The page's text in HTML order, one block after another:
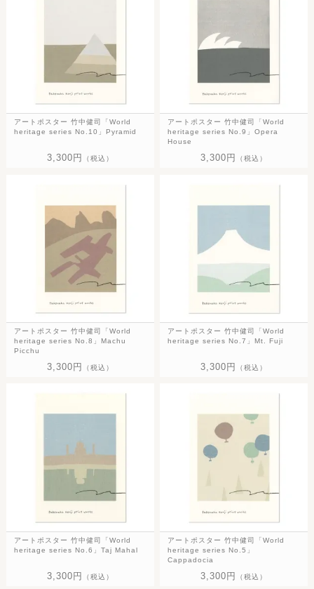
アートポスター 竹中健司「World
heritage series No.10」Pyramid
3,300円 （税込）
アートポスター 竹中健司「World
heritage series No.9」Opera
House
3,300円 （税込）
アートポスター 竹中健司「World
heritage series No.8」Machu
Picchu
3,300円 （税込）
アートポスター 竹中健司「World
heritage series No.7」Mt. Fuji
3,300円 （税込）
アートポスター 竹中健司「World
heritage series No.6」Taj Mahal
3,300円 （税込）
アートポスター 竹中健司「World
heritage series No.5」
Cappadocia
3,300円 （税込）